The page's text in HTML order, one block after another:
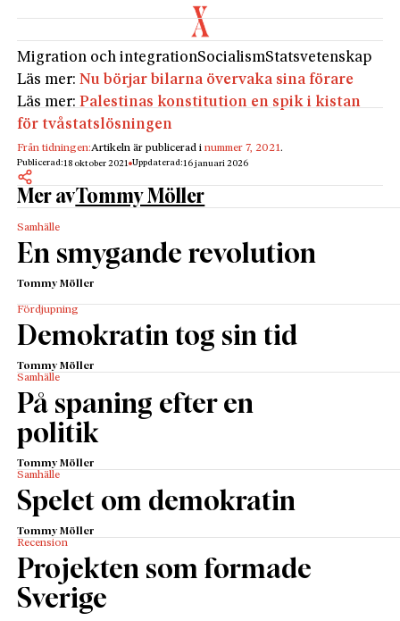
Migration och integrationSocialismStatsvetenskap
Läs mer:Nu börjar bilarna övervaka sina förare
Läs mer:Palestinas konstitution en spik i kistan
för tvåstatslösningen
Från tidningen:Artikeln är publicerad inummer 7, 2021.
Publicerad:18 oktober 2021 Uppdaterad:16 januari 2026
Mer avTommy Möller
Samhälle
En smygande revolution
Tommy Möller
Fördjupning
Demokratin tog sin tid
Tommy Möller
Samhälle
På spaning efter en
politik
Tommy Möller
Samhälle
Spelet om demokratin
Tommy Möller
Recension
Projekten som formade
Sverige